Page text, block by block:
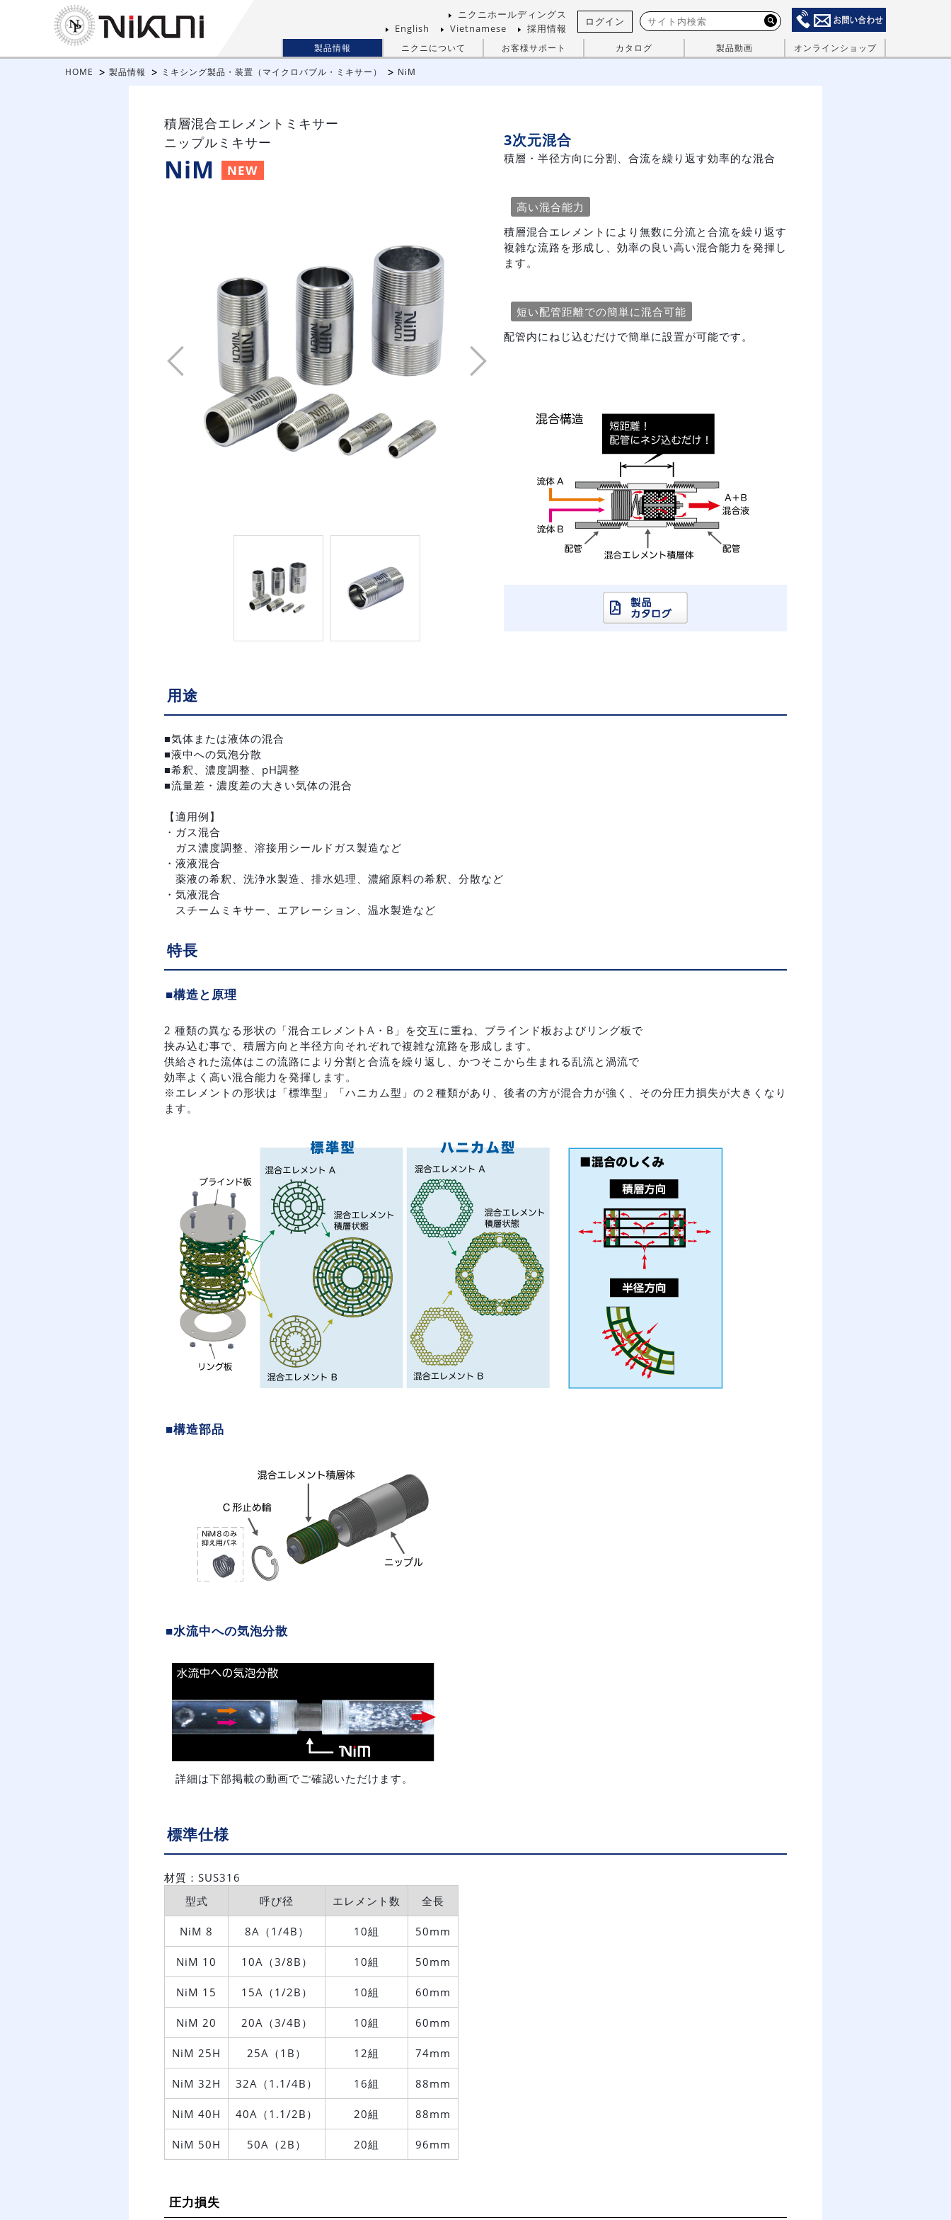
ニクニホールディングス
English
Vietnamese 採用情報
ログイン
製品情報 ニクニについて お客様サポート カタログ 製品動画 オンラインショップ
HOME 製品情報 ミキシング製品・装置（マイクロバブル・ミキサー） NiM
積層混合エレメントミキサー
ニップルミキサー
NiM NEW
Previous Next
3次元混合
積層・半径方向に分割、合流を繰り返す効率的な混合
高い混合能力
積層混合エレメントにより無数に分流と合流を繰り返す
複雑な流路を形成し、効率の良い高い混合能力を発揮し
ます。
短い配管距離での簡単に混合可能
配管内にねじ込むだけで簡単に設置が可能です。
用途
■気体または液体の混合
■液中への気泡分散
■希釈、濃度調整、pH調整
■流量差・濃度差の大きい気体の混合
【適用例】
・ガス混合
ガス濃度調整、溶接用シールドガス製造など
・液液混合
薬液の希釈、洗浄水製造、排水処理、濃縮原料の希釈、分散など
・気液混合
スチームミキサー、エアレーション、温水製造など
特長
■構造と原理
2 種類の異なる形状の「混合エレメントA・B」を交互に重ね、ブラインド板およびリング板で
挟み込む事で、積層方向と半径方向それぞれで複雑な流路を形成します。
供給された流体はこの流路により分割と合流を繰り返し、かつそこから生まれる乱流と渦流で
効率よく高い混合能力を発揮します。
※エレメントの形状は「標準型」「ハニカム型」の２種類があり、後者の方が混合力が強く、その分圧力損失が大きくなり
ます。
■構造部品
■水流中への気泡分散
詳細は下部掲載の動画でご確認いただけます。
標準仕様
材質：SUS316
型式
呼び径 エレメント数 全長
NiM 8 8A（1/4B） 10組 50mm
NiM 10 10A（3/8B） 10組 50mm
NiM 15 15A（1/2B） 10組 60mm
NiM 20 20A（3/4B） 10組 60mm
NiM 25H 25A（1B） 12組 74mm
NiM 32H 32A（1.1/4B） 16組 88mm
NiM 40H 40A（1.1/2B） 20組 88mm
NiM 50H 50A（2B） 20組 96mm
圧力損失